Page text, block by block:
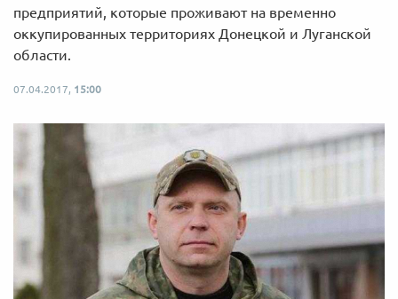
предприятий, которые проживают на временно
оккупированных территориях Донецкой и Луганской
области.
07.04.2017, 15:00